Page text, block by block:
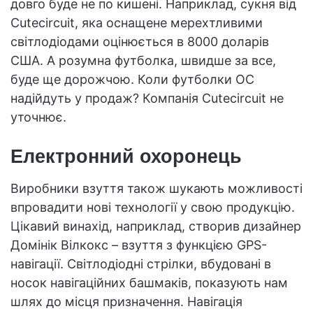
довго буде не по кишені. Наприклад, сукня від
Cutecircuit, яка оснащене мерехтливими
світлодіодами оцінюється в 8000 доларів
США. А розумна футболка, швидше за все,
буде ще дорожчою. Коли футболки ОС
надійдуть у продаж? Компанія Cutecircuit не
уточнює.
Електронний охоронець
Виробники взуття також шукають можливості
впровадити нові технології у свою продукцію.
Цікавий винахід, наприклад, створив дизайнер
Домінік Вілкокс – взуття з функцією GPS-
навігації. Світлодіодні стрілки, вбудовані в
носок навігаційних башмаків, показують нам
шлях до місця призначення. Навігація